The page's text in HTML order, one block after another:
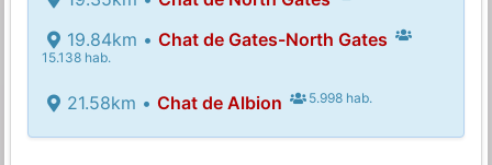
19.84km • Chat de Gates-North Gates
15.138 hab.
21.58km • Chat de Albion 5.998 hab.